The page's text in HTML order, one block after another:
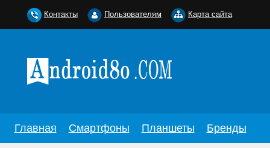
Главная Смартфоны Планшеты Бренды
Контакты Пользователям Карта сайта